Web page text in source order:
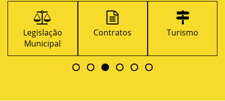
Legislação
Municipal
Contratos Turismo